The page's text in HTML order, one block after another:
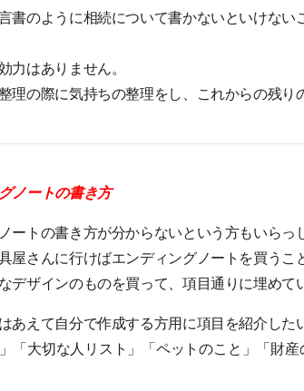
書のように相続について書かないといけな
力はありません。
理の際に気持ちの整理をし、これからの残
ノートの書き方
ートの書き方が分からないという方もいらっ
屋さんに行けばエンディングノートを買うこ
デザインのものを買って、項目通りに埋めて
あえて自分で作成する方用に項目を紹介した
」「大切な人リスト」「ペットのこと」「財